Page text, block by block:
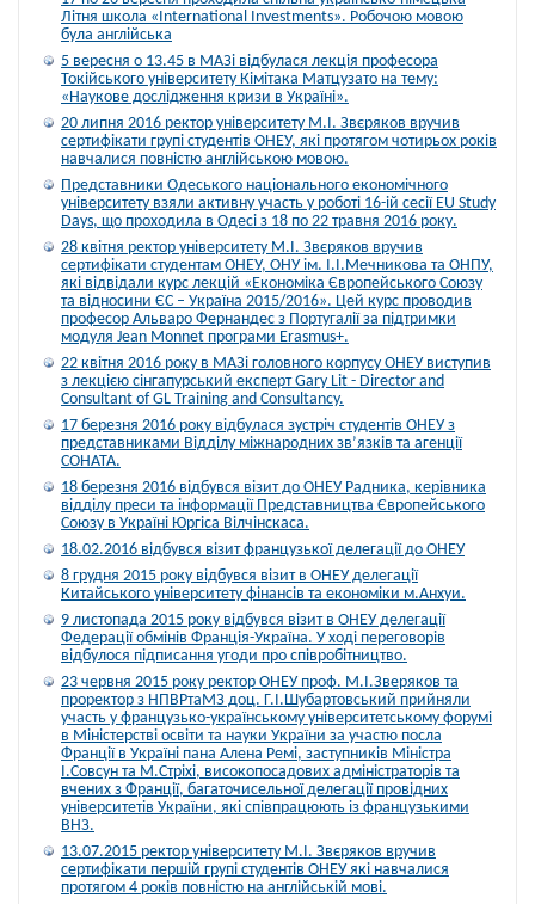
Літня школа «International Investments». Робочою мовою
була англійська
5 вересня о 13.45 в МАЗі відбулася лекція професора
Токійського університету Кімітака Матцузато на тему:
«Наукове дослідження кризи в Україні».
20 липня 2016 ректор університету М.І. Звєряков вручив
сертифікати групі студентів ОНЕУ, які протягом чотирьох років
навчалися повністю англійською мовою.
Представники Одеського національного економічного
університету взяли активну участь у роботі 16-ій сесії EU Study
Days, що проходила в Одесі з 18 по 22 травня 2016 року.
28 квітня ректор університету М.І. Звєряков вручив
сертифікати студентам ОНЕУ, ОНУ ім. І.І.Мечникова та ОНПУ,
які відвідали курс лекцій «Економіка Європейського Союзу
та відносини ЄС – Україна 2015/2016». Цей курс проводив
професор Альваро Фернандес з Португалії за підтримки
модуля Jean Monnet програми Erasmus+.
22 квітня 2016 року в МАЗі головного корпусу ОНЕУ виступив
з лекцією сінгапурський експерт Gary Lit - Director and
Consultant of GL Training and Consultancy.
17 березня 2016 року відбулася зустріч студентів ОНЕУ з
представниками Відділу міжнародних зв’язків та агенції
СОНАТА.
18 березня 2016 відбувся візит до ОНЕУ Радника, керівника
відділу преси та інформації Представництва Європейського
Союзу в Україні Юргіса Вілчінскаса.
18.02.2016 відбувся візит французької делегації до ОНЕУ
8 грудня 2015 року відбувся візит в ОНЕУ делегації
Китайського університету фінансів та економіки м.Анхуи.
9 листопада 2015 року відбувся візит в ОНЕУ делегації
Федерації обмінів Франція-Україна. У ході переговорів
відбулося підписання угоди про співробітництво.
23 червня 2015 року ректор ОНЕУ проф. М.І.Зверяков та
проректор з НПВРтаМЗ доц. Г.І.Шубартовський прийняли
участь у французько-українському університетському форумі
в Міністерстві освіти та науки України за участю посла
Франції в Україні пана Алена Ремі, заступників Міністра
І.Совсун та М.Стріхі, високопосадових адміністраторів та
вчених з Франції, багаточисельної делегації провідних
університетів України, які співпрацюють із французькими
ВНЗ.
13.07.2015 ректор університету М.І. Звєряков вручив
сертифікати першій групі студентів ОНЕУ які навчалися
протягом 4 років повністю на англійській мові.